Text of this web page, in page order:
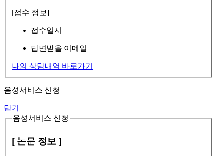
[접수 정보]
접수일시
답변받을 이메일
나의 상담내역 바로가기
음성서비스 신청
닫기
음성서비스 신청
[ 논문 정보 ]